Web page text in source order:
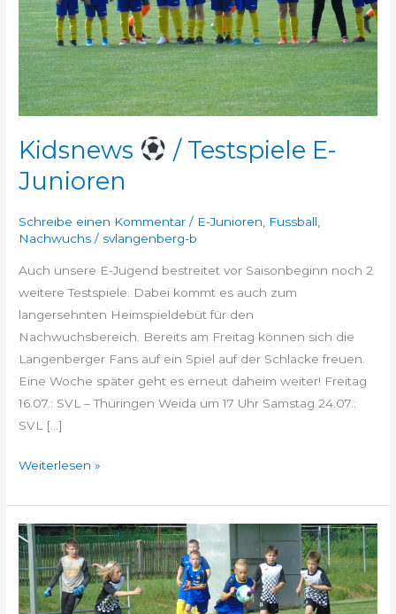
Kidsnews
/ Testspiele E-
Junioren
Schreibe einen Kommentar / E-Junioren Fussball
Nachwuchs / svlangenberg-b
Auch unsere E-Jugend bestreitet vor Saisonbeginn noch 2
weitere Testspiele. Dabei kommt es auch zum
langersehnten Heimspieldebüt für den
Nachwuchsbereich. Bereits am Freitag können sich die
Langenberger Fans auf ein Spiel auf der Schlacke freuen.
Eine Woche später geht es erneut daheim weiter! Freitag
16.07.: SVL – Thüringen Weida um 17 Uhr Samstag 24.07.:
SVL […]
Weiterlesen »
E-
Junioren
(Test):
SG